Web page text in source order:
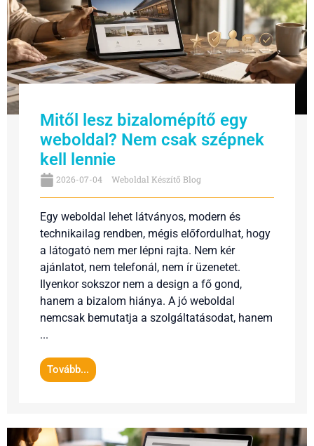
Mitől lesz bizalomépítő egy
weboldal? Nem csak szépnek
kell lennie
2026-07-04 Weboldal Készítő Blog
Egy weboldal lehet látványos, modern és
technikailag rendben, mégis előfordulhat, hogy
a látogató nem mer lépni rajta. Nem kér
ajánlatot, nem telefonál, nem ír üzenetet.
Ilyenkor sokszor nem a design a fő gond,
hanem a bizalom hiánya. A jó weboldal
nemcsak bemutatja a szolgáltatásodat, hanem
...
Tovább...